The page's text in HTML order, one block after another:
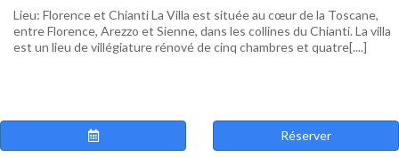
Lieu: Florence et Chianti La Villa est située au cœur de la Toscane,
entre Florence, Arezzo et Sienne, dans les collines du Chianti. La villa
est un lieu de villégiature rénové de cinq chambres et quatre[....]
Réserver